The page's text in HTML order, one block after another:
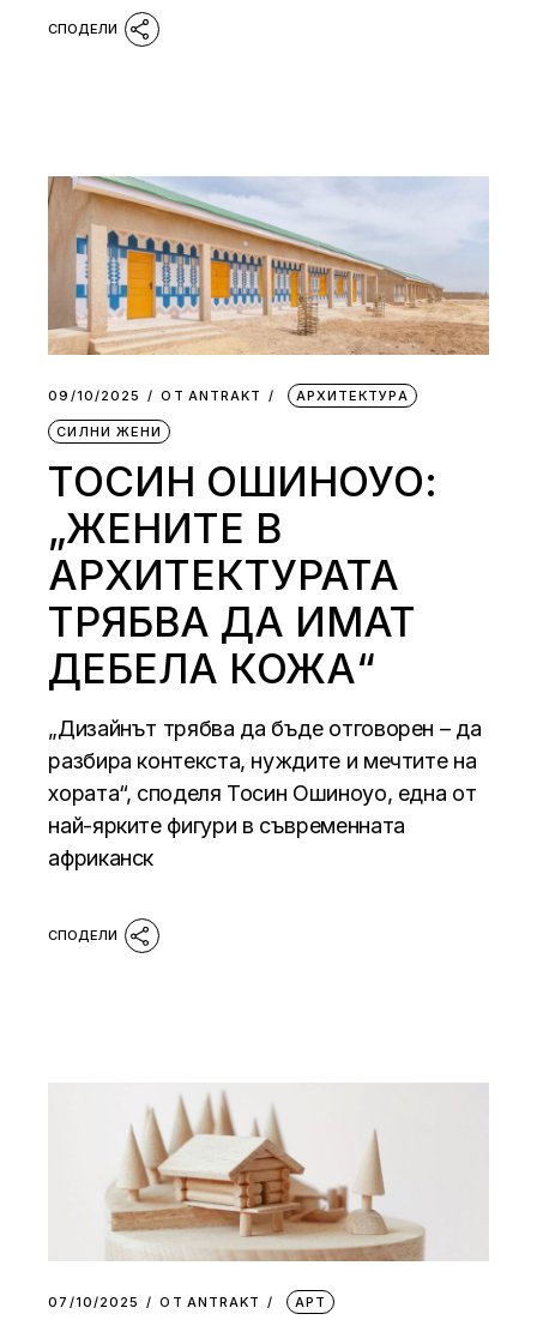
09/10/2025 ОТ АNTRAKT АРХИТЕКТУРА
СИЛНИ ЖЕНИ
ТОСИН ОШИНОУО:
„ЖЕНИТЕ В
АРХИТЕКТУРАТА
ТРЯБВА ДА ИМАТ
ДЕБЕЛА КОЖА“
„Дизайнът трябва да бъде отговорен – да
разбира контекста, нуждите и мечтите на
хората“, споделя Тосин Ошиноуо, една от
най-ярките фигури в съвременната
африканск
07/10/2025 ОТ АNTRAKT АРТ